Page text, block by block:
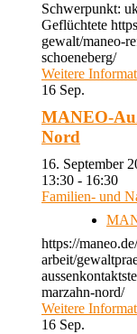
Schwerpunkt:
Geflüchtete
gewalt/maneo-
schoeneberg/
Weitere
16 Sep.
MANEO-
Nord
16. September
13:30 - 16:30
Familien- und
https://
arbeit/
marzahn-nord/
Weitere
16 Sep.